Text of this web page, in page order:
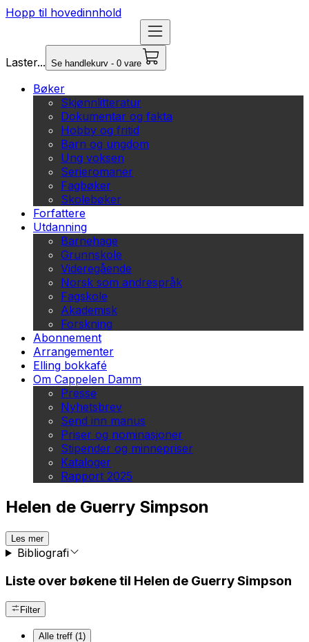
Hopp til hovedinnhold
Laster... Se handlekurv - 0 vare
Bøker
Skjønnlitteratur
Dokumentar og fakta
Hobby og fritid
Barn og ungdom
Ung voksen
Serieromaner
Fagbøker
Skolebøker
Forfattere
Utdanning
Barnehage
Grunnskole
Videregående
Norsk som andrespråk
Fagskole
Akademisk
Forskning
Abonnement
Arrangementer
Elling bokkafé
Om Cappelen Damm
Presse
Nyhetsbrev
Send inn manus
Priser og nominasjoner
Stipender og minnepriser
Kataloger
Rapport 2025
Helen de Guerry Simpson
Les mer
Bibliografi
Liste over bøkene til Helen de Guerry Simpson
Filter
Alle treff (1)